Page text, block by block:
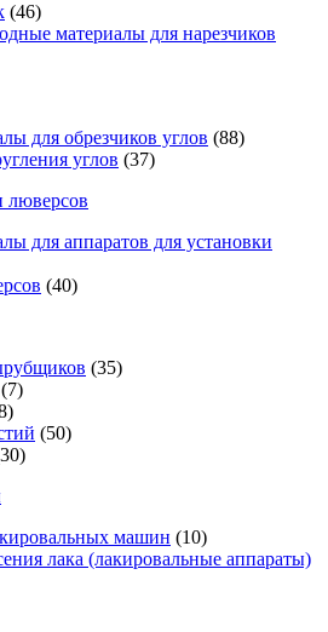
(46)
материалы для нарезчиков
для обрезчиков углов (88)
углов (37)
люверсов
для аппаратов для установки
(40)
(35)
(7)
(50)
машин (10)
лака (лакировальные аппараты)